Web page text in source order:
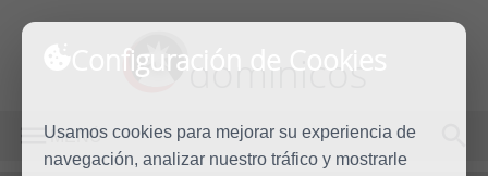
Configuración de Cookies
Usamos cookies para mejorar su experiencia de
navegación, analizar nuestro tráfico y mostrarle
dominicos
MENÚ